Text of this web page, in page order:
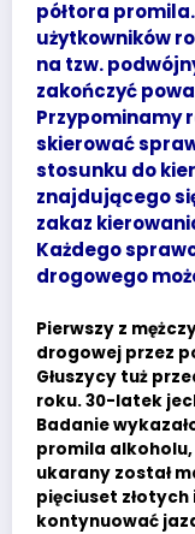
półtora
użytkowników
na tzw.
zakończyć
Przypominamy
skierować
stosunku do
znajdującego
zakaz
Każdego
drogowego
Pierwszy z
drogowej przez
Głuszycy tuż
roku. 30-latek
Badanie
promila
ukarany został
pięciuset złotych
kontynuować